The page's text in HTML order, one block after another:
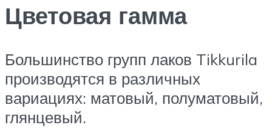
Цветовая гамма
Большинство групп лаков Tikkurila
производятся в различных
вариациях: матовый, полуматовый,
глянцевый.